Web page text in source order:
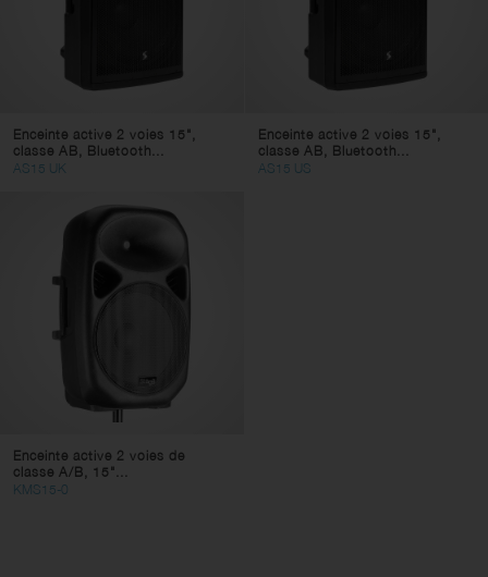
Enceinte active 2 voies 15",
classe AB, Bluetooth...
AS15 UK
Enceinte active 2 voies 15",
classe AB, Bluetooth...
AS15 US
Enceinte active 2 voies de
classe A/B, 15"...
KMS15-0